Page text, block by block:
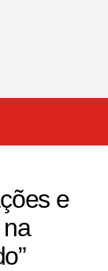
e